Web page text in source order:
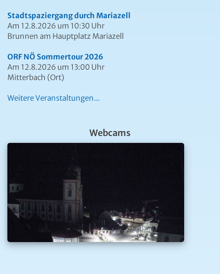
Stadtspaziergang durch Mariazell
Am 12.8.2026 um 10:30 Uhr
Brunnen am Hauptplatz Mariazell
ORF NÖ Sommertour 2026
Am 12.8.2026 um 13:00 Uhr
Mitterbach (Ort)
Weitere Veranstaltungen...
Webcams